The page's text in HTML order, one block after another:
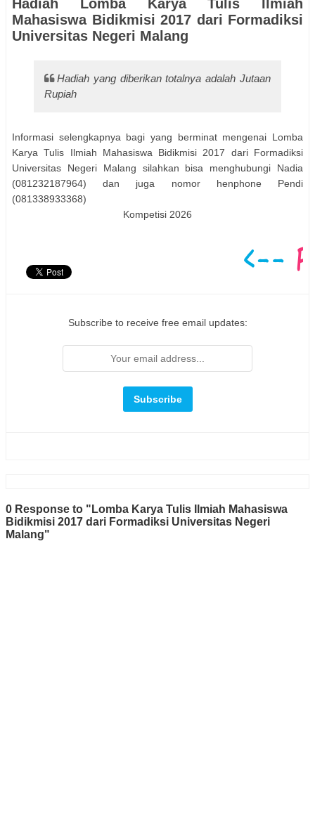
Hadiah Lomba Karya Tulis Ilmiah
Mahasiswa Bidikmisi 2017 dari Formadiksi
Universitas Negeri Malang
Hadiah yang diberikan totalnya adalah Jutaan
Rupiah
Informasi selengkapnya bagi yang berminat mengenai Lomba
Karya Tulis Ilmiah Mahasiswa Bidikmisi 2017 dari Formadiksi
Universitas Negeri Malang silahkan bisa menghubungi Nadia
(081232187964) dan juga nomor henphone Pendi
(081338933368)
Kompetisi 2026
Subscribe to receive free email updates:
0 Response to "Lomba Karya Tulis Ilmiah Mahasiswa
Bidikmisi 2017 dari Formadiksi Universitas Negeri
Malang"